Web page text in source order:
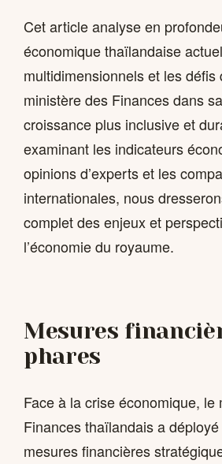
Cet article analyse en
économique thaïlandaise
multidimensionnels et les défis
ministère des Finances dans
croissance plus inclusive et
examinant les indicateurs
opinions d’experts et les
internationales, nous
complet des enjeux et
l’économie du royaume.
Mesures
phares
Face à la crise économique, le
Finances thaïlandais a
mesures financières